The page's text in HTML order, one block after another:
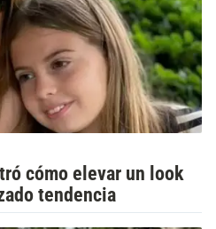
cómo elevar un look
tendencia